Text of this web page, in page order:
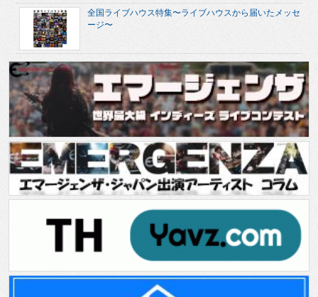
全国ライブハウス特集〜ライブハウスから届いたメッセ
ージ〜